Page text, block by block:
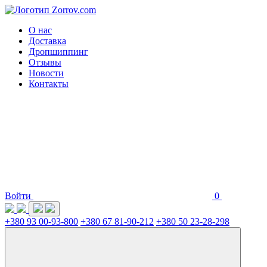
О нас
Доставка
Дропшиппинг
Отзывы
Новости
Контакты
Войти 0
+380 93 00-93-800 +380 67 81-90-212 +380 50 23-28-298